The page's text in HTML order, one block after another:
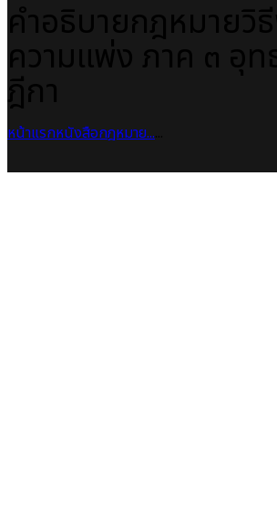
หน้าแรกหนังสือกฎหมาย...